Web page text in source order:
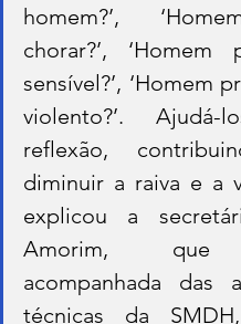
homem?’,
chorar?’, ‘Homem
sensível?’, ‘Homem
violento?’. Ajudá-
reflexão,
diminuir a raiva e a
explicou a
Amorim, que
acompanhada das
técnicas da